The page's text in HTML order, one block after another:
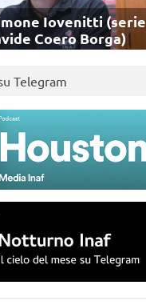
Iovenitti (serie
Coero Borga)
Telegram